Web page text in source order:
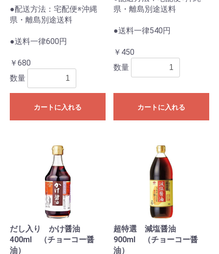
●配送方法：宅配便※沖縄
県・離島別途送料
●送料一律600円
￥680
数量
カートに入れる
県・離島別途送料
●送料一律540円
￥450
数量
カートに入れる
だし入り かけ醤油
400ml （チョーコー醤
油）
超特選 減塩醤油
900ml （チョーコー醤
油）